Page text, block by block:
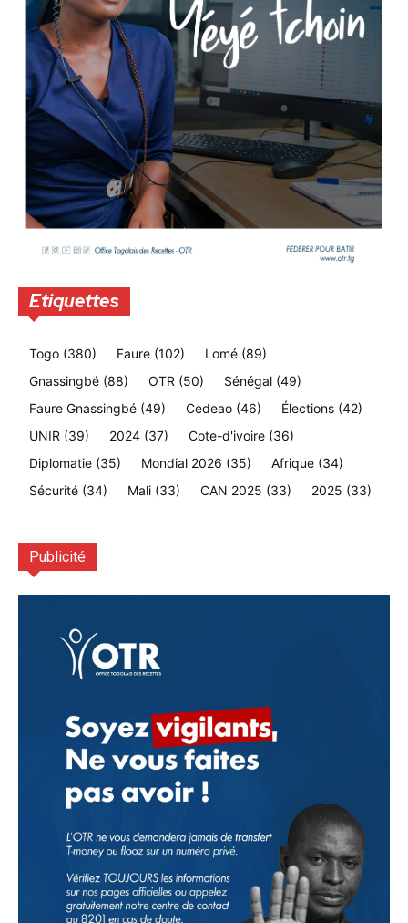
Etiquettes
Togo (380) Faure (102) Lomé (89)
Gnassingbé (88) OTR (50) Sénégal (49)
Faure Gnassingbé (49) Cedeao (46) Élections (42)
UNIR (39) 2024 (37) Cote-d'ivoire (36)
Diplomatie (35) Mondial 2026 (35) Afrique (34)
Sécurité (34) Mali (33) CAN 2025 (33) 2025 (33)
Publicité